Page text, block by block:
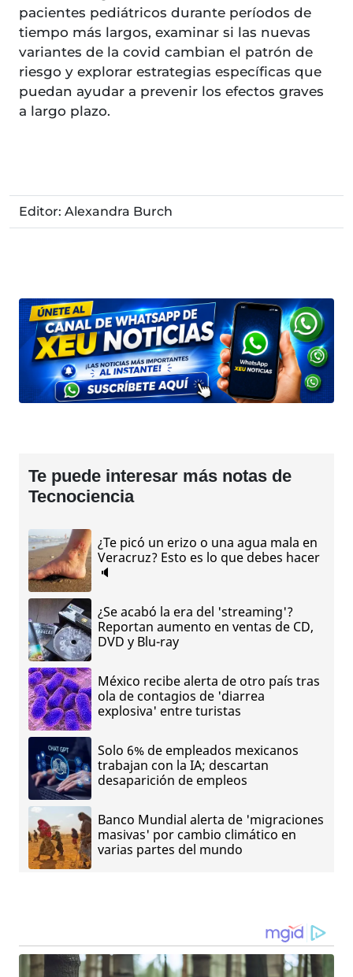
pacientes pediátricos durante períodos de
tiempo más largos, examinar si las nuevas
variantes de la covid cambian el patrón de
riesgo y explorar estrategias específicas que
puedan ayudar a prevenir los efectos graves
a largo plazo.
Editor: Alexandra Burch
Te puede interesar más notas de
Tecnociencia
¿Te picó un erizo o una agua mala en
Veracruz? Esto es lo que debes hacer
🔈
¿Se acabó la era del 'streaming'?
Reportan aumento en ventas de CD,
DVD y Blu-ray
México recibe alerta de otro país tras
ola de contagios de 'diarrea
explosiva' entre turistas
Solo 6% de empleados mexicanos
trabajan con la IA; descartan
desaparición de empleos
Banco Mundial alerta de 'migraciones
masivas' por cambio climático en
varias partes del mundo